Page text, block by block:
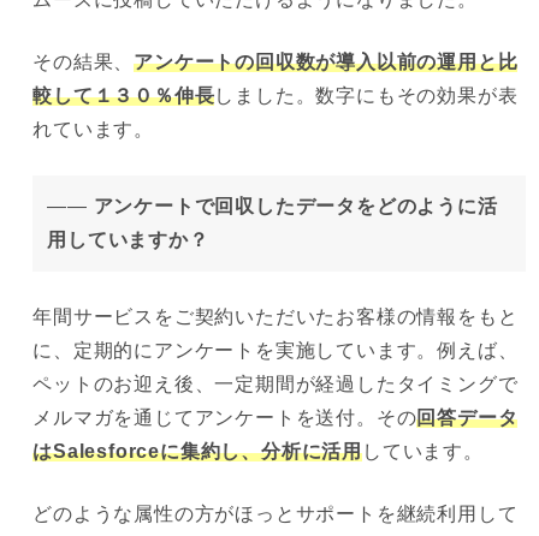
その結果、アンケートの回収数が導入以前の運用と比
較して１３０％伸長しました。数字にもその効果が表
れています。
—— アンケートで回収したデータをどのように活
用していますか？
年間サービスをご契約いただいたお客様の情報をもと
に、定期的にアンケートを実施しています。例えば、
ペットのお迎え後、一定期間が経過したタイミングで
メルマガを通じてアンケートを送付。その回答データ
はSalesforceに集約し、分析に活用しています。
どのような属性の方がほっとサポートを継続利用して